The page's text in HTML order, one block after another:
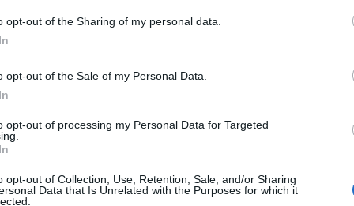
opt-out of the Sharing of my personal data.
opt-out of the Sale of my Personal Data.
opt-out of processing my Personal Data for Targeted
opt-out of Collection, Use, Retention, Sale, and/or Sharing
Data that Is Unrelated with the Purposes for which it
így a következő években is a Microsoft szoftvereit...
portfolio.hu hírarchívumához tartozik, melynek olvasása
tartalmazza:
elmúlt 2 év napon belüli